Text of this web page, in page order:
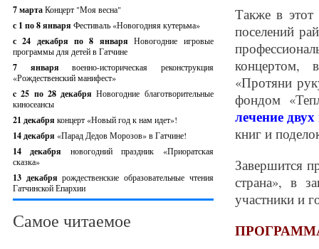
7 мартаКонцерт "Моя весна"
с 1 по 8 января Фестиваль «Новогодняя кутерьма»
с 24 декабря по 8 январяНовогодние игровые
программы для детей в Гатчине
7 январявоенно-историческая реконструкция
«Рождественский манифест»
c 25 по 28 декабряНовогодние благотворительные
киносеансы
21 декабря концерт «Новый год к нам идет»!
14 декабря «Парад Дедов Морозов» в Гатчине!
14 декабря новогодний праздник «Приоратская
сказка»
13 декабрярождественские образовательные чтения
Гатчинской Епархии
Самое читаемое
Также в этот
поселений
концертом,
«Протяни
фондом
лечение
книг и
Завершится
страна», в
участники и
ПРОГРАММА.